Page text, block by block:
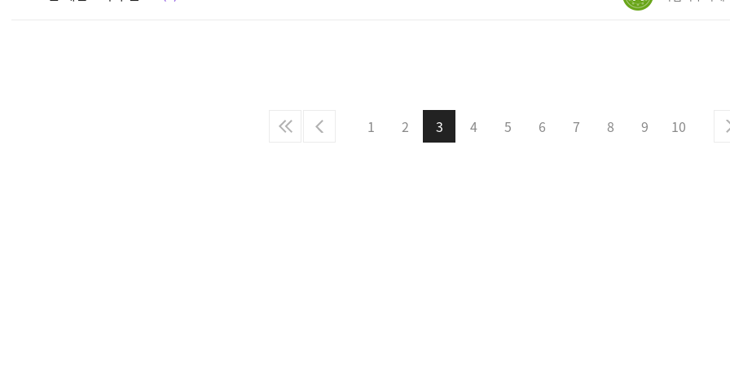
1 2 3 4 5 6 7 8 9 10